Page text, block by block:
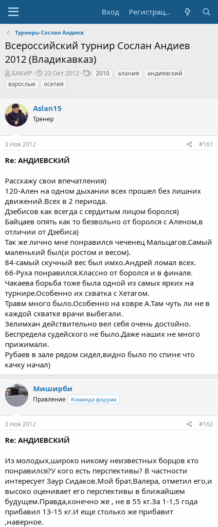
Вход Регистрация
Турниры Сослан Андиев
Всероссийский турнир Сослан Андиев
2012 (Владикавказ)
А
в
т
р
т
е
м
ы
БАКИР
Д
а
т
н
а
а
23 Окт 2012
Т2010 алания
андиевский
взрослые
осетия
Aslan15
Тренер
3 Ноя 2012 #161
Re: АНДИЕВСКИЙ
Расскажу свои впечатления)
120-Ален на одном дыхании всех прошел без лишних
движений.Всех в 2 периода.
Дзебисов как всегда с сердитым лицом боролся)
Байцаев опять как то безвольно от боролся с Аленом,в
отличии от Дзебиса)
Так же лично мне понравился чеченец Мальцагов.Самый
маленький был(и ростом и весом).
84-самый скучный вес был имхо.Андрей ломал всех.
66-Руха понравился.Классно от боролся и в финале.
Чакаева борьба тоже была одной из самых ярких на
турнире.Особенно их схватка с Хетагом.
Травм много было.Особенно на ковре А.Там чуть ли не в
каждой схватке врачи выбегали.
Зелимхан действительно вел себя очень достойно.
Беспредела судейского не было.Даже наших не много
прижимали.
Рубаев в зале рядом сидел,видно было по спине что
качку начал)
Миширби
Правление Команда форума
3 Ноя 2012 #162
Re: АНДИЕВСКИЙ
Из молодых,широко никому неизвестных борцов кто
понравился?У кого есть перспективы? В частности
интересует Заур Сидаков.Мой брат,Валера, отметил его,и
высоко оценивает его перспективы в ближайшем
будущем.Правда,конечно же , не в 55 кг.За 1-1,5 года
прибавил 13-15 кг.И еще столько же прибавит
,наверное.